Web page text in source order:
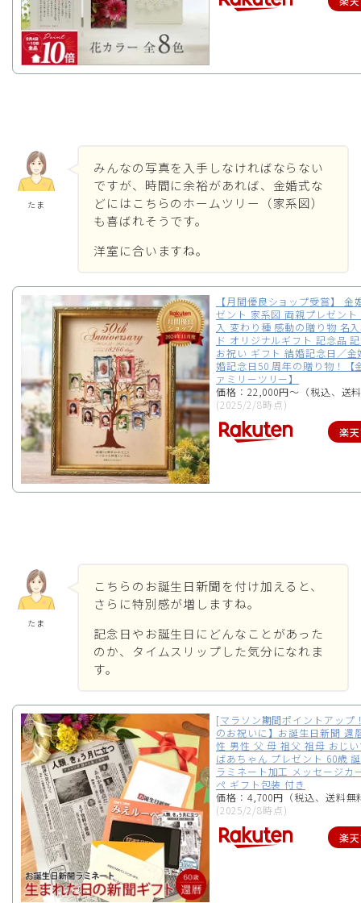
たま
みんなの写真を入手しなければならない
ですが、時間に余裕があれば、金婚式な
どにはこちらのホームツリー（家系図）
も喜ばれそうです。
洋室に合いますね。
【月間優良ショップ受賞】 金
ゼント 家系図 両親プレゼント
入 変わり種 感動の贈り物 名
ド オリジナルギフト 記念品
お祝い ギフト 結婚記念日／金
婚記念日50 周年の贈り物！【
ァミリーツリー】
価格：22,000円～（税込、送
(2025/2/8時点)
楽
たま
こちらのお誕生日新聞を付け加えると、
さらに特別感が増しますね。
記念日やお誕生日にどんなことがあった
のか、タイムスリップした気分になれま
す。
[マラソン期間ポイントアップ
のお祝いに】お誕生日新聞 還
性 男性 父 母 祖父 祖母 おじ
ばあちゃん プレゼント 60歳
ラミネート加工 メッセージカ
ペ ギフト包装 付き
価格：4,700円（税込、送料無
(2025/2/8時点)
楽